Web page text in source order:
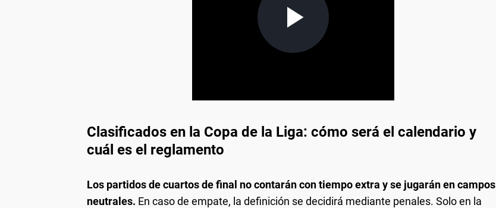
Clasificados en la Copa de la Liga: cómo será el calendario y
cuál es el reglamento
Los partidos de cuartos de final no contarán con tiempo extra y se jugarán en campos
neutrales. En caso de empate, la definición se decidirá mediante penales. Solo en la